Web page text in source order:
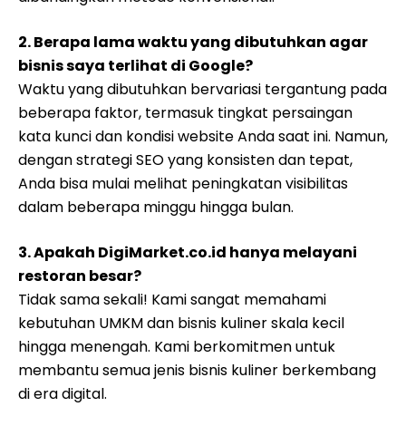
2. Berapa lama waktu yang dibutuhkan agar
bisnis saya terlihat di Google?
Waktu yang dibutuhkan bervariasi tergantung pada
beberapa faktor, termasuk tingkat persaingan
kata kunci dan kondisi website Anda saat ini. Namun,
dengan strategi SEO yang konsisten dan tepat,
Anda bisa mulai melihat peningkatan visibilitas
dalam beberapa minggu hingga bulan.
3. Apakah DigiMarket.co.id hanya melayani
restoran besar?
Tidak sama sekali! Kami sangat memahami
kebutuhan UMKM dan bisnis kuliner skala kecil
hingga menengah. Kami berkomitmen untuk
membantu semua jenis bisnis kuliner berkembang
di era digital.